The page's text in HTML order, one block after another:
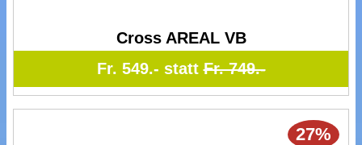
Cross AREAL VB
Fr. 549.- stattFr. 749.-
27%